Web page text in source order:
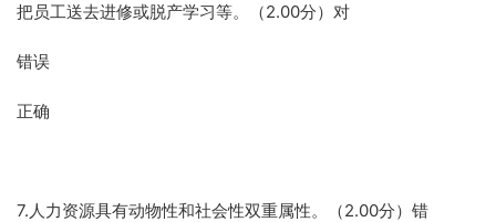
把员工送去进修或脱产学习等。（2.00分）对
错误
正确
7.人力资源具有动物性和社会性双重属性。（2.00分）错